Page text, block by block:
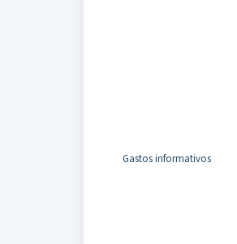
Gastos informativos